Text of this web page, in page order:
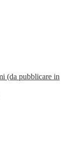
(da pubblicare in